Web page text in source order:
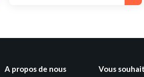
A propos de nous Vous